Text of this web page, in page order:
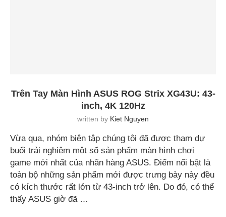
Trên Tay Màn Hình ASUS ROG Strix XG43U: 43-
inch, 4K 120Hz
written by Kiet Nguyen
Vừa qua, nhóm biên tập chúng tôi đã được tham dự
buổi trải nghiệm một số sản phẩm màn hình chơi
game mới nhất của nhãn hàng ASUS. Điểm nổi bật là
toàn bộ những sản phẩm mới được trưng bày này đều
có kích thước rất lớn từ 43-inch trở lên. Do đó, có thể
thấy ASUS giờ đã …